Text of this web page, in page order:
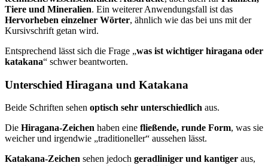
Tiere und Mineralien. Ein weiterer Anwendungsfall ist das
Hervorheben einzelner Wörter, ähnlich wie das bei uns mit der
Kursivschrift getan wird.
Entsprechend lässt sich die Frage „was ist wichtiger hiragana oder
katakana“ schwer beantworten.
Unterschied Hiragana und Katakana
Beide Schriften sehen optisch sehr unterschiedlich aus.
Die Hiragana-Zeichen haben eine fließende, runde Form, was sie
weicher und irgendwie „traditioneller“ aussehen lässt.
Katakana-Zeichen sehen jedoch geradliniger und kantiger aus,